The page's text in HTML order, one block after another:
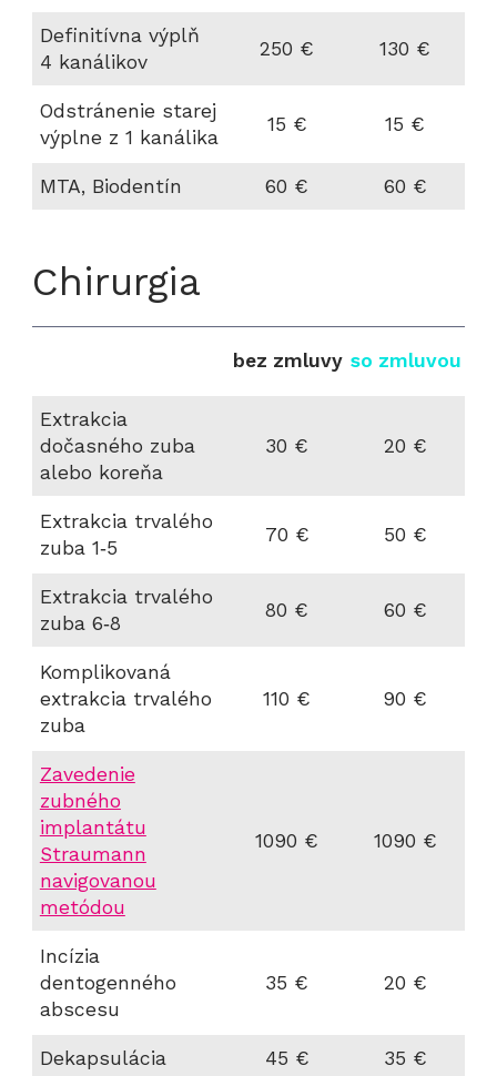
Definitívna výplň
4 kanálikov
250 € 130 €
Odstránenie starej
výplne z 1 kanálika
15 € 15 €
MTA, Biodentín 60 € 60 €
Chirurgia
bez zmluvy so zmluvou
Extrakcia
dočasného zuba
alebo koreňa
30 € 20 €
Extrakcia trvalého
zuba 1‑5
70 € 50 €
Extrakcia trvalého
zuba 6‑8
80 € 60 €
Komplikovaná
extrakcia trvalého
zuba
110 € 90 €
Zavedenie
zubného
implantátu
Straumann
navigovanou
metódou
1090 € 1090 €
Incízia
dentogenného
abscesu
35 € 20 €
Dekapsulácia 45 € 35 €